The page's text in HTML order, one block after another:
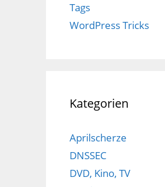
Tags
WordPress Tricks
Kategorien
Aprilscherze
DNSSEC
DVD, Kino, TV